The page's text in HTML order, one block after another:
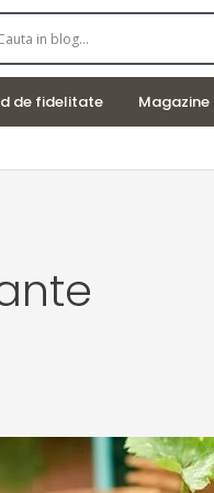
de fidelitate